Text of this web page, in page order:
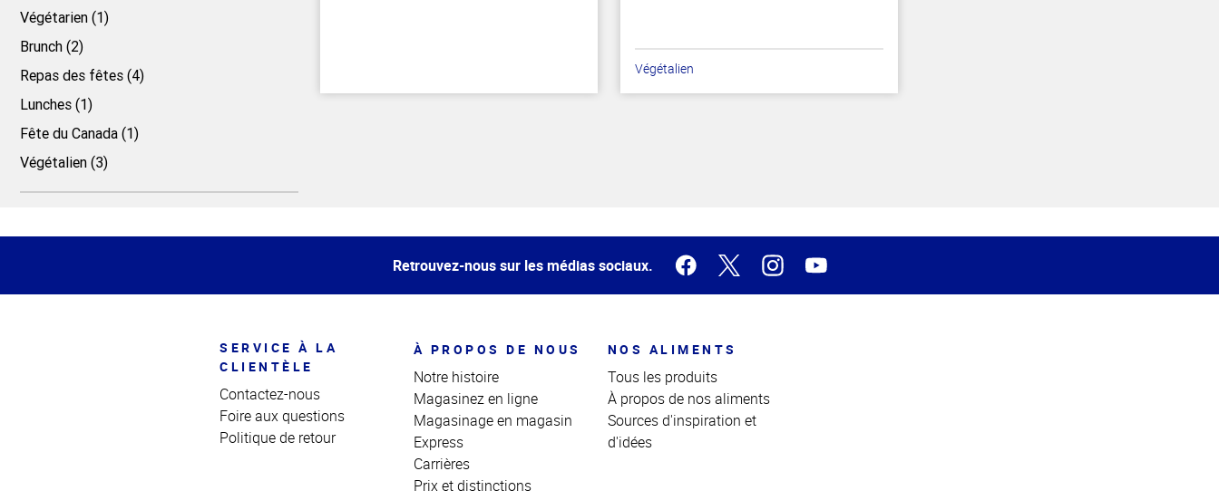
Végétalien
Végétarien (1)
Brunch (2)
Repas des fêtes (4)
Lunches (1)
Fête du Canada (1)
Végétalien (3)
de la
Retrouvez-nous sur les médias sociaux.
SERVICE À LA
CLIENTÈLE
Contactez-nous
Foire aux questions
Politique de retour
À PROPOS DE NOUS
Notre histoire
Magasinez en ligne
Magasinage en magasin
Express
Carrières
Prix et distinctions
NOS ALIMENTS
Tous les produits
À propos de nos aliments
Sources d'inspiration et
d'idées